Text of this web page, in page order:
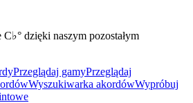
dzięki naszym pozostałym
Przeglądaj gamyPrzeglądaj
Wyszukiwarka akordówWypróbuj